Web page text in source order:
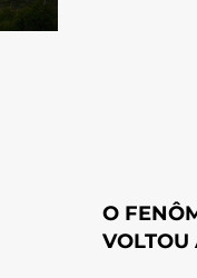
O
VOLTOU